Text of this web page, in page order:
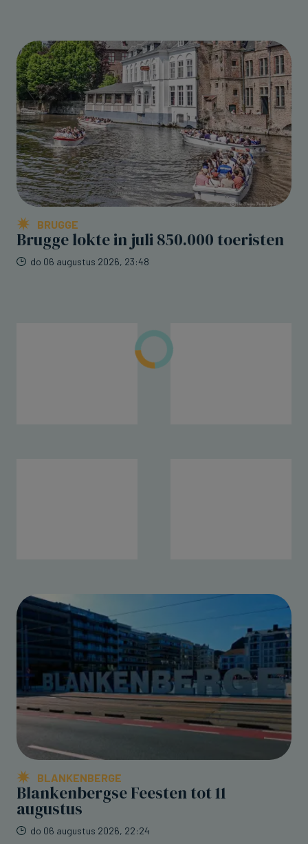
BRUGGE
Brugge lokte in juli 850.000 toeristen
do 06 augustus 2026, 23:48
BLANKENBERGE
Blankenbergse Feesten tot 11
augustus
do 06 augustus 2026, 22:24